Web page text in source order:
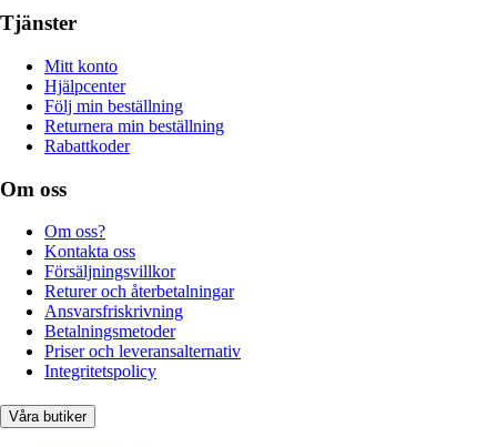
Tjänster
Mitt konto
Hjälpcenter
Följ min beställning
Returnera min beställning
Rabattkoder
Om oss
Om oss?
Kontakta oss
Försäljningsvillkor
Returer och återbetalningar
Ansvarsfriskrivning
Betalningsmetoder
Priser och leveransalternativ
Integritetspolicy
Våra butiker